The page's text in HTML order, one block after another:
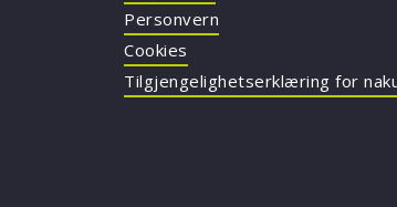
Personvern
Cookies
Tilgjengelighetserklæring for